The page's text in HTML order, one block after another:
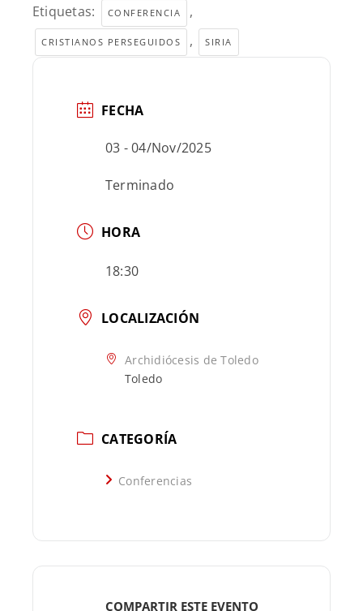
Etiquetas: CONFERENCIA ,
CRISTIANOS PERSEGUIDOS , SIRIA
FECHA
03 - 04/Nov/2025
Terminado
HORA
18:30
LOCALIZACIÓN
Archidiócesis de Toledo
Toledo
CATEGORÍA
Conferencias
COMPARTIR ESTE EVENTO